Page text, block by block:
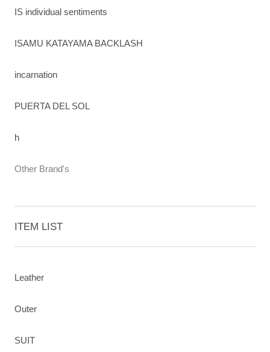
IS individual sentiments
ISAMU KATAYAMA BACKLASH
incarnation
PUERTA DEL SOL
h
Other Brand's
ITEM LIST
Leather
Outer
SUIT